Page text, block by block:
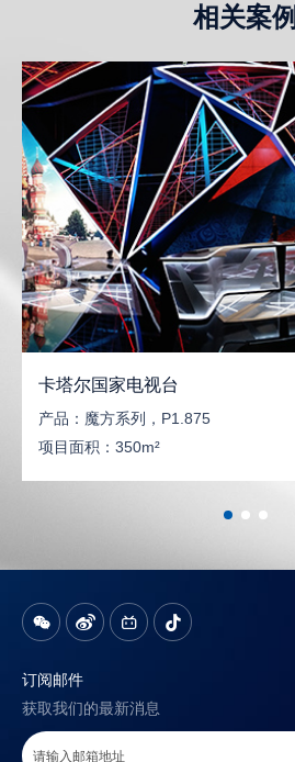
相关案例
卡塔尔国家电视台
产品： 魔方系列，P1.875
项目面积： 350m²
订阅邮件
获取我们的最新消息